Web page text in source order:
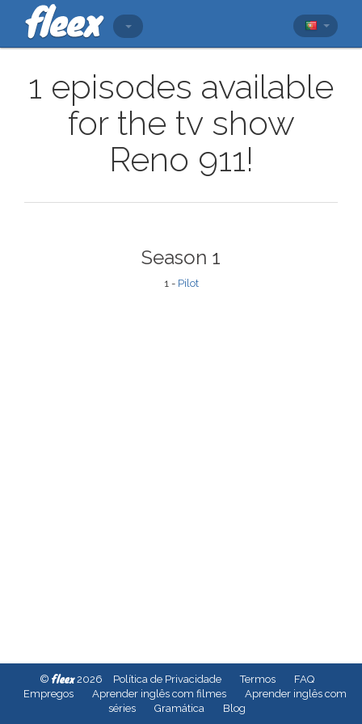
1 episodes available
for the tv show
Reno 911!
Season 1
1 - Pilot
© fleex2026 Política de Privacidade Termos
FAQ
Empregos
Aprender inglês com filmes
Aprender inglês com
séries
Gramática Blog